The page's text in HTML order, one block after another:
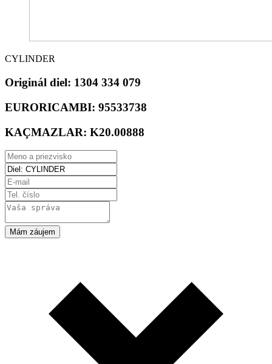
CYLINDER
Originál diel: 1304 334 079
EURORICAMBI: 95533738
KAÇMAZLAR: K20.00888
Mám záujem